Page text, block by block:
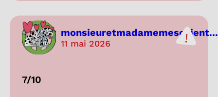
monsieuretmadamemeschient...
11 mai 2026
7/10